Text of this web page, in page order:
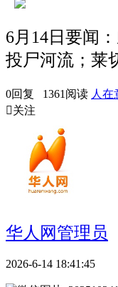
6月14日要闻
投尸河流；莱
0回复 1361阅读 人在
关注
华人网管理员
2026-6-14 18:41:45